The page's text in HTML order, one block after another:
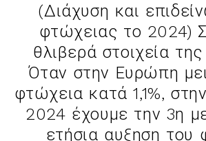
(Διάχυση και
φτώχειας το 2024)
θλιβερά στοιχεία
Όταν στην Ευρώπη
φτώχεια κατά 1,1%,
2024 έχουμε την 3η
ετήσια αυξηση του